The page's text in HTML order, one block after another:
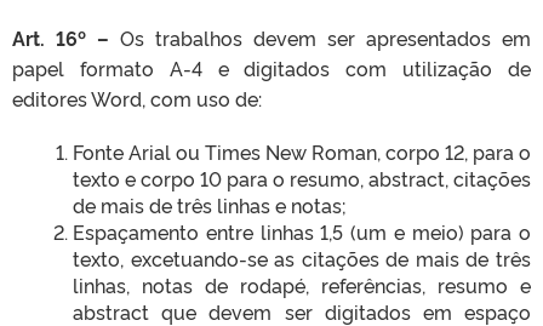
Art. 16º – Os trabalhos devem ser apresentados em
papel formato A-4 e digitados com utilização de
editores Word, com uso de:
Fonte Arial ou Times New Roman, corpo 12, para o
texto e corpo 10 para o resumo, abstract, citações
de mais de três linhas e notas;
Espaçamento entre linhas 1,5 (um e meio) para o
texto, excetuando-se as citações de mais de três
linhas, notas de rodapé, referências, resumo e
abstract que devem ser digitados em espaço